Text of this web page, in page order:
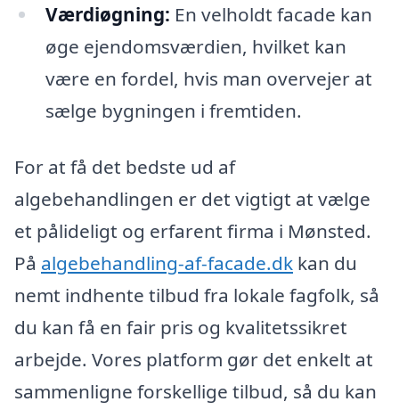
Værdiøgning: En velholdt facade kan
øge ejendomsværdien, hvilket kan
være en fordel, hvis man overvejer at
sælge bygningen i fremtiden.
For at få det bedste ud af
algebehandlingen er det vigtigt at vælge
et pålideligt og erfarent firma i Mønsted.
På algebehandling-af-facade.dk kan du
nemt indhente tilbud fra lokale fagfolk, så
du kan få en fair pris og kvalitetssikret
arbejde. Vores platform gør det enkelt at
sammenligne forskellige tilbud, så du kan